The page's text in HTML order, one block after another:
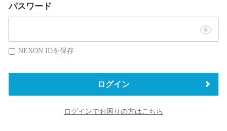
パスワード
表
替
NEXON IDを保存
ログイン
ログインでお困りの方はこちら